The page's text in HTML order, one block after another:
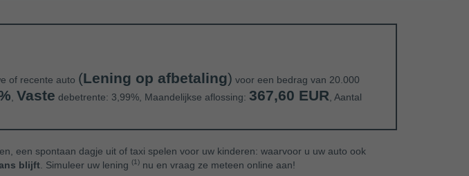
of recente auto (Lening op afbetaling) voor een bedrag van 20.000
, Vaste debetrente: 3,99%, Maandelijkse aflossing: 367,60 EUR, Aantal
een spontaan dagje uit of taxi spelen voor uw kinderen: waarvoor u uw auto ook
blijft. Simuleer uw lening (1)nu en vraag ze meteen online aan!